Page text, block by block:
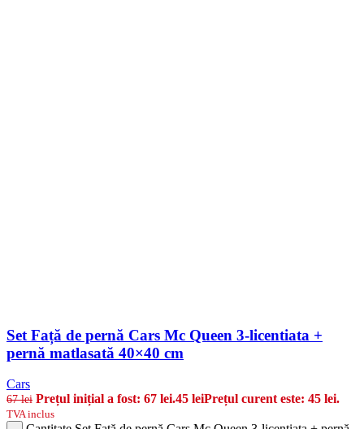
Set Față de pernă Cars Mc Queen 3-licentiata +
pernă matlasată 40×40 cm
Cars
67lei Prețul inițial a fost: 67 lei.45 leiPrețul curent este: 45 lei.
TVA inclus